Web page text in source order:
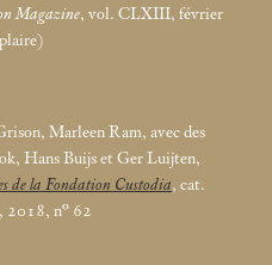
Magazine, vol. CLXIII, février
Marleen Ram, avec des
Hans Buijs et Ger Luijten,
de la Fondation Custodia, cat.
2018, n° 62